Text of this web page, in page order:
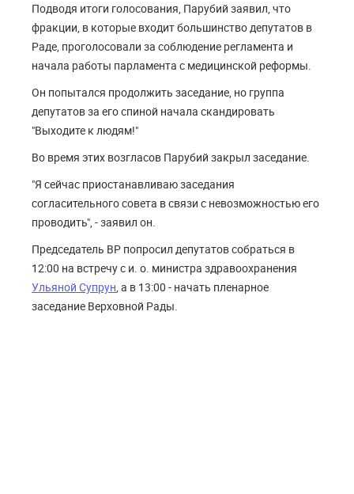
Подводя итоги голосования, Парубий заявил, что
фракции, в которые входит большинство депутатов в
Раде, проголосовали за соблюдение регламента и
начала работы парламента с медицинской реформы.
Он попытался продолжить заседание, но группа
депутатов за его спиной начала скандировать
"Выходите к людям!"
Во время этих возгласов Парубий закрыл заседание.
"Я сейчас приостанавливаю заседания
согласительного совета в связи с невозможностью его
проводить", - заявил он.
Председатель ВР попросил депутатов собраться в
12:00 на встречу с и. о. министра здравоохранения
Ульяной Супрун, а в 13:00 - начать пленарное
заседание Верховной Рады.